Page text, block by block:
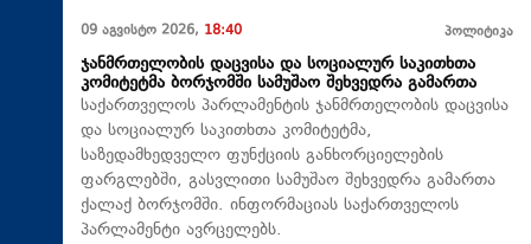
09 აგვისტო 2026, 18:40 პოლიტიკა
ჯანმრთელობის დაცვისა და სოციალურ საკითხთა
კომიტეტმა ბორჯომში სამუშაო შეხვედრა გამართა
საქართველოს პარლამენტის ჯანმრთელობის დაცვისა
და სოციალურ საკითხთა კომიტეტმა,
საზედამხედველო ფუნქციის განხორციელების
ფარგლებში, გასვლითი სამუშაო შეხვედრა გამართა
ქალაქ ბორჯომში. ინფორმაციას საქართველოს
პარლამენტი ავრცელებს.